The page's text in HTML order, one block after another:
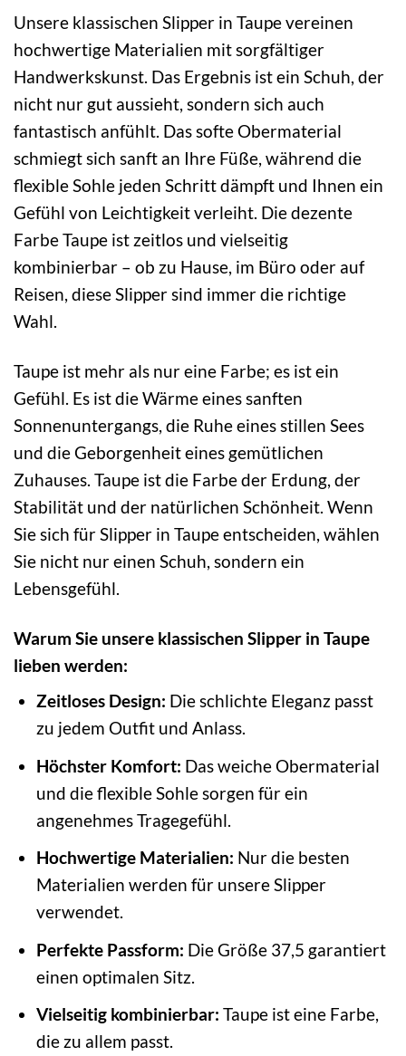
Unsere klassischen Slipper in Taupe vereinen
hochwertige Materialien mit sorgfältiger
Handwerkskunst. Das Ergebnis ist ein Schuh, der
nicht nur gut aussieht, sondern sich auch
fantastisch anfühlt. Das softe Obermaterial
schmiegt sich sanft an Ihre Füße, während die
flexible Sohle jeden Schritt dämpft und Ihnen ein
Gefühl von Leichtigkeit verleiht. Die dezente
Farbe Taupe ist zeitlos und vielseitig
kombinierbar – ob zu Hause, im Büro oder auf
Reisen, diese Slipper sind immer die richtige
Wahl.
Taupe ist mehr als nur eine Farbe; es ist ein
Gefühl. Es ist die Wärme eines sanften
Sonnenuntergangs, die Ruhe eines stillen Sees
und die Geborgenheit eines gemütlichen
Zuhauses. Taupe ist die Farbe der Erdung, der
Stabilität und der natürlichen Schönheit. Wenn
Sie sich für Slipper in Taupe entscheiden, wählen
Sie nicht nur einen Schuh, sondern ein
Lebensgefühl.
Warum Sie unsere klassischen Slipper in Taupe
lieben werden:
Zeitloses Design: Die schlichte Eleganz passt
zu jedem Outfit und Anlass.
Höchster Komfort: Das weiche Obermaterial
und die flexible Sohle sorgen für ein
angenehmes Tragegefühl.
Hochwertige Materialien: Nur die besten
Materialien werden für unsere Slipper
verwendet.
Perfekte Passform: Die Größe 37,5 garantiert
einen optimalen Sitz.
Vielseitig kombinierbar: Taupe ist eine Farbe,
die zu allem passt.